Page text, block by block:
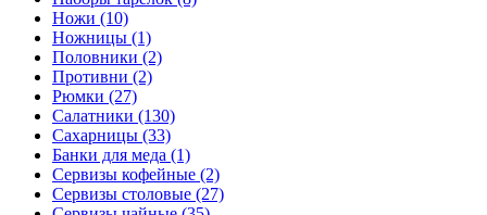
Ножи (10)
Ножницы (1)
Половники (2)
Противни (2)
Рюмки (27)
Салатники (130)
Сахарницы (33)
Банки для меда (1)
Сервизы кофейные (2)
Сервизы столовые (27)